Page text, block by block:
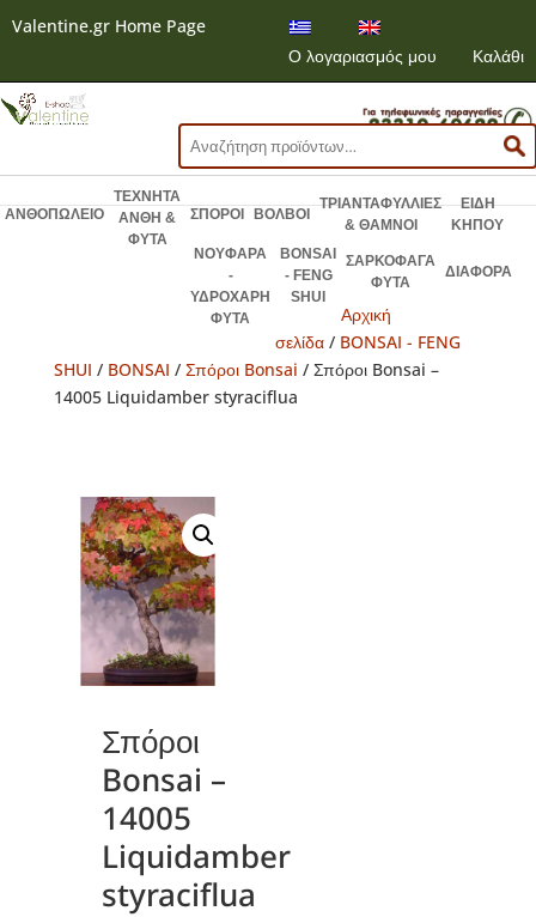
Valentine.gr Home Page
Ο λογαριασμός μου
Καλάθι
Αναζήτηση
για:
ΑΝΘΟΠΩΛΕΙΟ
ΤΕΧΝΗΤΑ
ΑΝΘΗ &
ΦΥΤΑ
ΣΠΟΡΟΙ ΒΟΛΒΟΙ
ΤΡΙΑΝΤΑΦΥΛΛΙΕΣ
& ΘΑΜΝΟΙ
ΕΙΔΗ
ΚΗΠΟΥ
ΝΟΥΦΑΡΑ
-
ΥΔΡΟΧΑΡΗ
ΦΥΤΑ
BONSAI
- FENG
SHUI
ΣΑΡΚΟΦΑΓΑ
ΦΥΤΑ
ΔΙΑΦΟΡΑ
Αρχική
σελίδα / BONSAI - FENG
SHUI / BONSAI / Σπόροι Bonsai / Σπόροι Bonsai –
14005 Liquidamber styraciflua
Σπόροι
Bonsai –
14005
Liquidamber
styraciflua